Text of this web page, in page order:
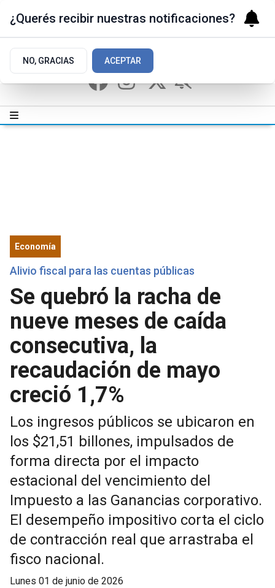
Economía
Alivio fiscal para las cuentas públicas
Se quebró la racha de
nueve meses de caída
consecutiva, la
recaudación de mayo
creció 1,7%
Los ingresos públicos se ubicaron en
los $21,51 billones, impulsados de
forma directa por el impacto
estacional del vencimiento del
Impuesto a las Ganancias corporativo.
El desempeño impositivo corta el ciclo
de contracción real que arrastraba el
fisco nacional.
lunes 01 de junio de 2026
¿Querés recibir nuestras notificaciones?
NO, GRACIAS ACEPTAR